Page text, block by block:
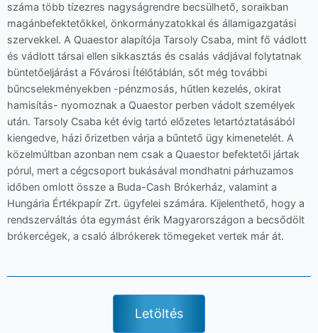
száma több tízezres nagyságrendre becsülhető, soraikban
magánbefektetőkkel, önkormányzatokkal és államigazgatási
szervekkel. A Quaestor alapítója Tarsoly Csaba, mint fő vádlott
és vádlott társai ellen sikkasztás és csalás vádjával folytatnak
büntetőeljárást a Fővárosi Ítélőtáblán, sőt még további
bűncselekményekben -pénzmosás, hűtlen kezelés, okirat
hamisítás- nyomoznak a Quaestor perben vádolt személyek
után. Tarsoly Csaba két évig tartó előzetes letartóztatásából
kiengedve, házi őrizetben várja a bűntető ügy kimenetelét. A
közelmúltban azonban nem csak a Quaestor befektetői jártak
pórul, mert a cégcsoport bukásával mondhatni párhuzamos
időben omlott össze a Buda-Cash Brókerház, valamint a
Hungária Értékpapír Zrt. ügyfelei számára. Kijelenthető, hogy a
rendszerváltás óta egymást érik Magyarországon a becsődölt
brókercégek, a csaló álbrókerek tömegeket vertek már át.
Letöltés